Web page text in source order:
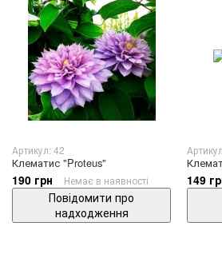
Артикул: 42
Клематис "Proteus"
190 грн Немає в наявності
Повідомити про
надходження
149